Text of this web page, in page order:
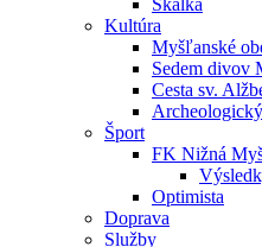
Skalka
Kultúra
Myšľanské
Sedem divov
Cesta sv.
Šport
FK Nižná
Optimista
Doprava
Služby